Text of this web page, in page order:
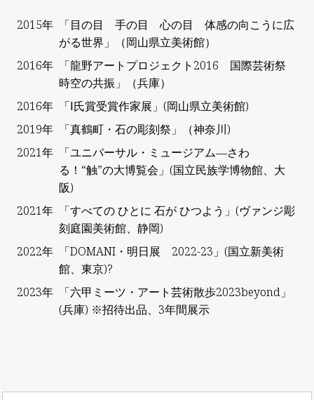
2015年
「目の目 手の目 心の目 体感の向こうに広
がる世界」（岡山県立美術館）
2016年
「龍野アートプロジェクト2016 国際芸術祭
時空の共振」（兵庫）
2016年
「Ⅰ氏賞受賞作家展」(岡山県立美術館)
2019年
「真鶴町・石の彫刻祭」（神奈川)
2021年
「ユニバーサル・ミュージアム―さわ
る！“触”の大博覧会」(国立民族学博物館、大
阪)
2021年
「すべての ひとに 石が ひつよう」(ヴァンジ彫
刻庭園美術館、静岡)
2022年
「DOMANI・明日展 2022-23」(国立新美術
館、東京)?
2023年
「六甲ミーツ・アート芸術散歩2023beyond」
(兵庫) ※招待出品、3年間展示